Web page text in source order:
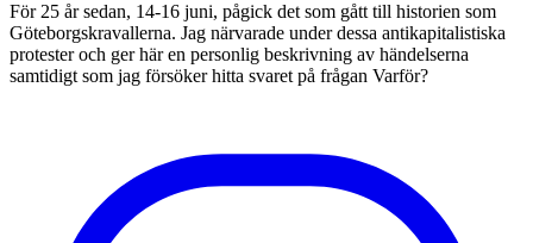
För 25 år sedan, 14-16 juni, pågick det som gått till historien som
Göteborgskravallerna. Jag närvarade under dessa antikapitalistiska
protester och ger här en personlig beskrivning av händelserna
samtidigt som jag försöker hitta svaret på frågan Varför?